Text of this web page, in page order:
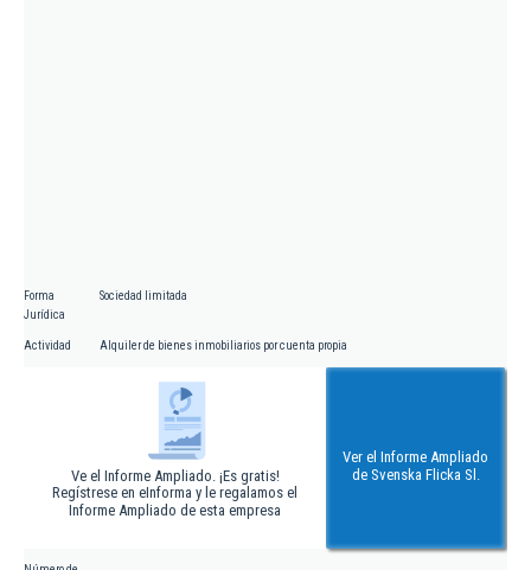
Forma
Jurídica
Sociedad limitada
Actividad Alquiler de bienes inmobiliarios por cuenta propia
Ve el Informe Ampliado. ¡Es gratis!
Regístrese en eInforma y le regalamos el
Informe Ampliado de esta empresa
Ver el Informe Ampliado
de Svenska Flicka Sl.